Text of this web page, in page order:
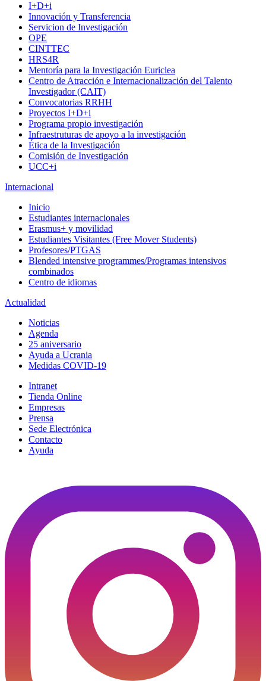
I+D+i
Innovación y Transferencia
Servicion de Investigación
OPE
CINTTEC
HRS4R
Mentoría para la Investigación Euriclea
Centro de Atracción e Internacionalización del Talento
Investigador (CAIT)
Convocatorias RRHH
Proyectos I+D+i
Programa propio investigación
Infraestruturas de apoyo a la investigación
Ética de la Investigación
Comisión de Investigación
UCC+i
Internacional
Inicio
Estudiantes internacionales
Erasmus+ y movilidad
Estudiantes Visitantes (Free Mover Students)
Profesores/PTGAS
Blended intensive programmes/Programas intensivos
combinados
Centro de idiomas
Actualidad
Noticias
Agenda
25 aniversario
Ayuda a Ucrania
Medidas COVID-19
Intranet
Tienda Online
Empresas
Prensa
Sede Electrónica
Contacto
Ayuda